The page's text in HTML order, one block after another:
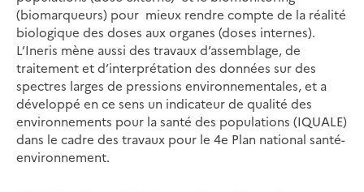
(biomarqueurs) pour mieux rendre compte de la réalité
biologique des doses aux organes (doses internes).
L’Ineris mène aussi des travaux d’assemblage, de
traitement et d’interprétation des données sur des
spectres larges de pressions environnementales, et a
développé en ce sens un indicateur de qualité des
environnements pour la santé des populations (IQUALE)
dans le cadre des travaux pour le 4e Plan national santé-
environnement.